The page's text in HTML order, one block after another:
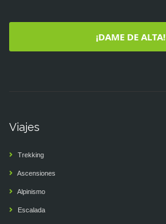
¡DAME DE ALTA!
Viajes
Trekking
Ascensiones
Alpinismo
Escalada